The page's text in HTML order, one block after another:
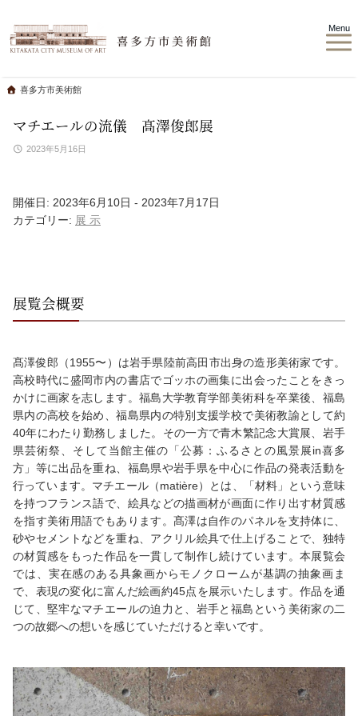
Menu
喜多方市美術館
マチエールの流儀 髙澤俊郎展
2023年5月16日
開催日: 2023年6月10日 - 2023年7月17日
カテゴリー: 展 示
展覧会概要
髙澤俊郎（1955〜）は岩手県陸前高田市出身の造形美術家です。
高校時代に盛岡市内の書店でゴッホの画集に出会ったことをきっ
かけに画家を志します。福島大学教育学部美術科を卒業後、福島
県内の高校を始め、福島県内の特別支援学校で美術教諭として約
40年にわたり勤務しました。その一方で青木繁記念大賞展、岩手
県芸術祭、そして当館主催の「公募：ふるさとの風景展in喜多
方」等に出品を重ね、福島県や岩手県を中心に作品の発表活動を
行っています。マチエール（matière）とは、「材料」という意味
を持つフランス語で、絵具などの描画材が画面に作り出す材質感
を指す美術用語でもあります。髙澤は自作のパネルを支持体に、
砂やセメントなどを重ね、アクリル絵具で仕上げることで、独特
の材質感をもった作品を一貫して制作し続けています。本展覧会
では、実在感のある具象画からモノクロームが基調の抽象画ま
で、表現の変化に富んだ絵画約45点を展示いたします。作品を通
じて、堅牢なマチエールの迫力と、岩手と福島という美術家の二
つの故郷への想いを感じていただけると幸いです。